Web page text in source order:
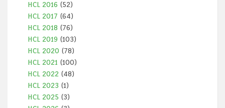
HCL 2016 (52)
HCL 2017 (64)
HCL 2018 (76)
HCL 2019 (103)
HCL 2020 (78)
HCL 2021 (100)
HCL 2022 (48)
HCL 2023 (1)
HCL 2025 (3)